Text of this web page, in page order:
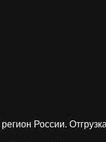
России.